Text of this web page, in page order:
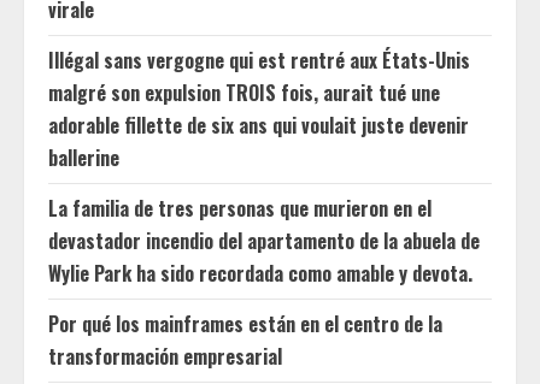
virale
Illégal sans vergogne qui est rentré aux États-Unis
malgré son expulsion TROIS fois, aurait tué une
adorable fillette de six ans qui voulait juste devenir
ballerine
La familia de tres personas que murieron en el
devastador incendio del apartamento de la abuela de
Wylie Park ha sido recordada como amable y devota.
Por qué los mainframes están en el centro de la
transformación empresarial